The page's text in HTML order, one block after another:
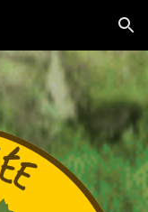
Skip to navigation